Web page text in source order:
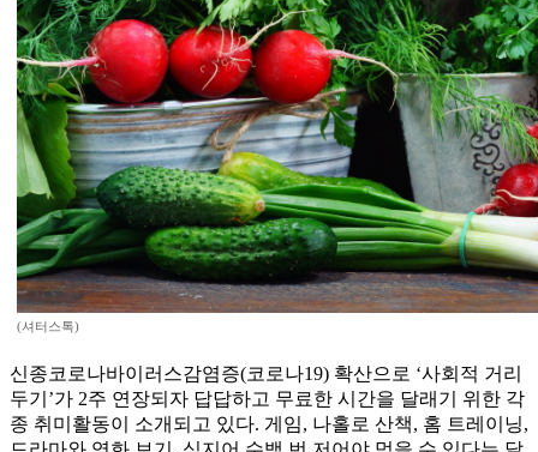
(셔터스톡)
신종코로나바이러스감염증(코로나19) 확산으로 ‘사회적 거리
두기’가 2주 연장되자 답답하고 무료한 시간을 달래기 위한 각
종 취미활동이 소개되고 있다. 게임, 나홀로 산책, 홈 트레이닝,